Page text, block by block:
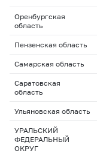
Оренбургская
область
Пензенская область
Самарская область
Саратовская
область
Ульяновская область
УРАЛЬСКИЙ
ФЕДЕРАЛЬНЫЙ
ОКРУГ